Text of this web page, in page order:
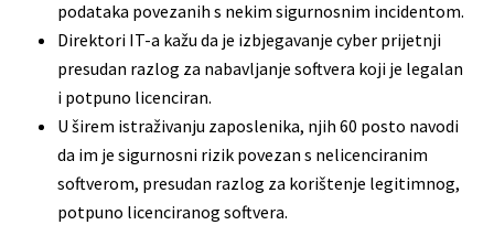
podataka povezanih s nekim sigurnosnim incidentom.
Direktori IT-a kažu da je izbjegavanje cyber prijetnji
presudan razlog za nabavljanje softvera koji je legalan
i potpuno licenciran.
U širem istraživanju zaposlenika, njih 60 posto navodi
da im je sigurnosni rizik povezan s nelicenciranim
softverom, presudan razlog za korištenje legitimnog,
potpuno licenciranog softvera.